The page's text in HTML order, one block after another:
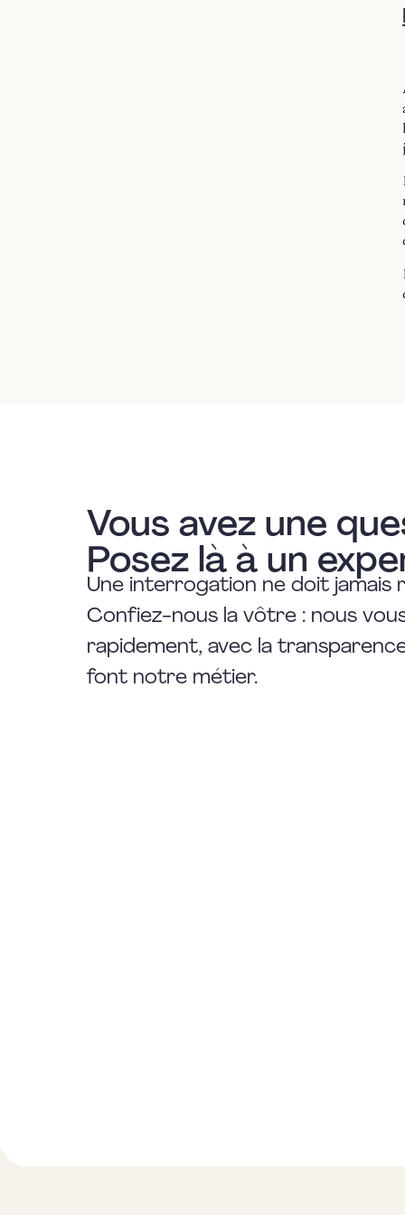
Vous avez une
Posez là à un
Une interrogation ne doit jamais
Confiez-nous la vôtre : nous
rapidement, avec la
font notre métier.